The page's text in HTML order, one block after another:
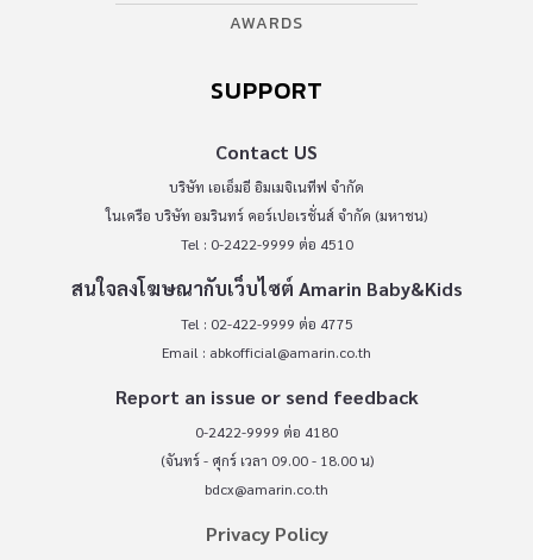
AWARDS
SUPPORT
Contact US
บริษัท เอเอ็มอี อิมเมจิเนทีฟ จำกัด
ในเครือ บริษัท อมรินทร์ คอร์เปอเรชั่นส์ จำกัด (มหาชน)
Tel : 0-2422-9999 ต่อ 4510
สนใจลงโฆษณากับเว็บไซต์ Amarin Baby&Kids
Tel : 02-422-9999 ต่อ 4775
Email : abkofficial@amarin.co.th
Report an issue or send feedback
0-2422-9999 ต่อ 4180
(จันทร์ - ศุกร์ เวลา 09.00 - 18.00 น)
bdcx@amarin.co.th
Privacy Policy